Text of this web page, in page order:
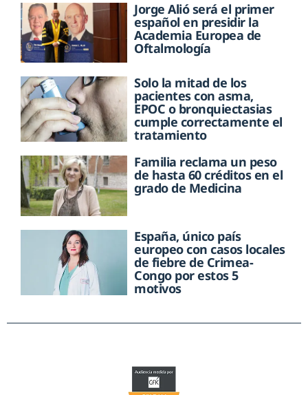
Jorge Alió será el primer
español en presidir la
Academia Europea de
Oftalmología
Solo la mitad de los
pacientes con asma,
EPOC o bronquiectasias
cumple correctamente el
tratamiento
Familia reclama un peso
de hasta 60 créditos en el
grado de Medicina
España, único país
europeo con casos locales
de fiebre de Crimea-
Congo por estos 5
motivos